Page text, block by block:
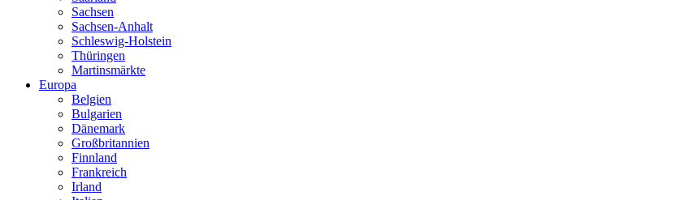
Sachsen
Sachsen-Anhalt
Schleswig-Holstein
Thüringen
Martinsmärkte
Europa
Belgien
Bulgarien
Dänemark
Großbritannien
Finnland
Frankreich
Irland